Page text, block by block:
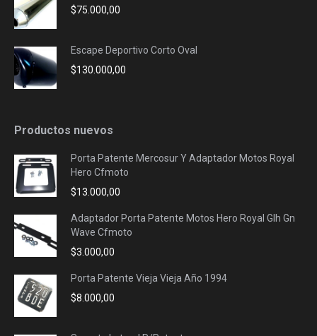
$75.000,00
Escape Deportivo Corto Oval
$130.000,00
Productos nuevos
Porta Patente Mercosur Y Adaptador Motos Royal
Hero Cfmoto
$13.000,00
Adaptador Porta Patente Motos Hero Royal Glh Gn
Wave Cfmoto
$3.000,00
Porta Patente Vieja Vieja Año 1994
$8.000,00